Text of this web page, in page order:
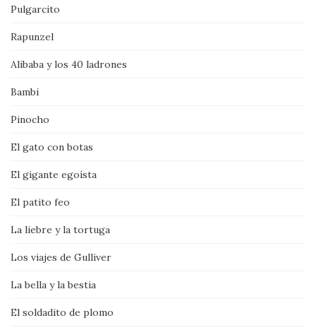
Pulgarcito
Rapunzel
Alibaba y los 40 ladrones
Bambi
Pinocho
El gato con botas
El gigante egoísta
El patito feo
La liebre y la tortuga
Los viajes de Gulliver
La bella y la bestia
El soldadito de plomo